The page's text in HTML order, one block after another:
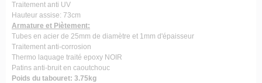
Traitement anti UV
Hauteur assise: 73cm
Armature et Piètement:
Tubes en acier de 25mm de diamètre et 1mm d'épaisseur
Traitement anti-corrosion
Thermo laquage traité epoxy NOIR
Patins anti-bruit en caoutchouc
Poids du tabouret: 3.75kg